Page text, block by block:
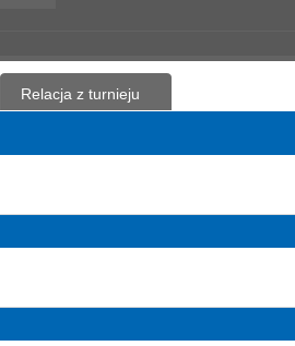
Relacja z turnieju